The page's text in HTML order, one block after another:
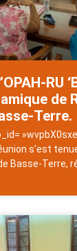
RU
de
Terre.
s’est
Basse-Terre,